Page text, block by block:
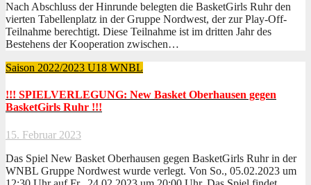
Nach Abschluss der Hinrunde belegten die BasketGirls Ruhr den
vierten Tabellenplatz in der Gruppe Nordwest, der zur Play-Off-
Teilnahme berechtigt. Diese Teilnahme ist im dritten Jahr des
Bestehens der Kooperation zwischen…
Saison 2022/2023 U18 WNBL
!!! SPIELVERLEGUNG: New Basket Oberhausen gegen
BasketGirls Ruhr !!!
15. Februar 2023
Das Spiel New Basket Oberhausen gegen BasketGirls Ruhr in der
WNBL Gruppe Nordwest wurde verlegt. Von So., 05.02.2023 um